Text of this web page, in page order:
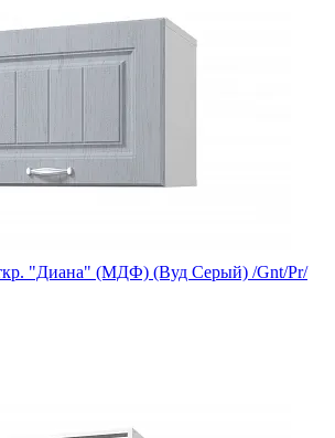
"Диана" (МДФ) (Вуд Серый) /Gnt/Pr/